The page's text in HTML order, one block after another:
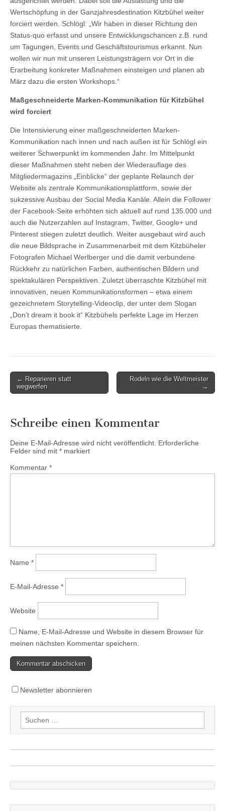
Wertschöpfung in der Ganzjahresdestination Kitzbühel weiter
forciert werden. Schlögl: „Wir haben in dieser Richtung den
Status-quo erfasst und unsere Entwicklungschancen z.B. rund
um Tagungen, Events und Geschäftstourismus erkannt. Nun
wollen wir nun mit unseren Leistungsträgern vor Ort in die
Erarbeitung konkreter Maßnahmen einsteigen und planen ab
März dazu die ersten Workshops.“
Maßgeschneiderte Marken-Kommunikation für Kitzbühel
wird forciert
Die Intensivierung einer maßgeschneiderten Marken-
Kommunikation nach innen und nach außen ist für Schlögl ein
weiterer Schwerpunkt im kommenden Jahr. Im Mittelpunkt
dieser Maßnahmen steht neben der Wiederauflage des
Mitgliedermagazins „Einblicke“ der geplante Relaunch der
Website als zentrale Kommunikationsplattform, sowie der
sukzessive Ausbau der Social Media Kanäle. Allein die Follower
der Facebook-Seite erhöhten sich aktuell auf rund 135.000 und
auch die Nutzerzahlen auf Instagram, Twitter, Google+ und
Pinterest stiegen zuletzt deutlich. Weiter ausgebaut wird auch
die neue Bildsprache in Zusammenarbeit mit dem Kitzbüheler
Fotografen Michael Werlberger und die damit verbundene
Rückkehr zu natürlichen Farben, authentischen Bildern und
spektakulären Perspektiven. Zuletzt überraschte Kitzbühel mit
innovativen, neuen Kommunikationsformen – etwa einem
gezeichnetem Storytelling-Videoclip, der unter dem Slogan
„Don’t dream it book it“ Kitzbühels perfekte Lage im Herzen
Europas thematisierte.
Post
navigation
← Reparieren statt
wegwerfen
Rodeln wie die Weltmeister
→
Schreibe einen Kommentar
Deine E-Mail-Adresse wird nicht veröffentlicht. Erforderliche
Felder sind mit * markiert
Kommentar *
Name *
E-Mail-Adresse *
Website
Name, E-Mail-Adresse und Website in diesem Browser für
meinen nächsten Kommentar speichern.
Newsletter abonnieren
Suchen
nach: